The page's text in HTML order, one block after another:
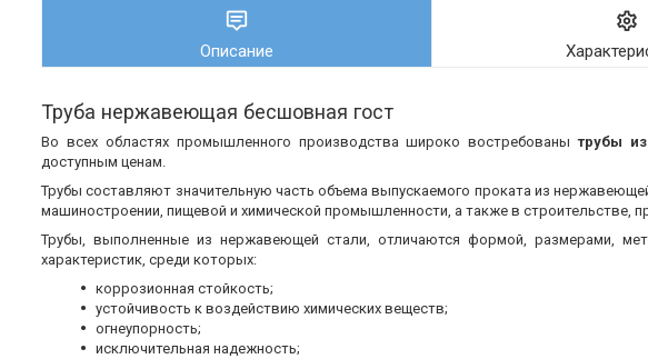
Описание
Труба нержавеющая бесшовная гост
Во всех областях промышленного производства широко востребованытрубы
доступным ценам.
Трубы составляют значительную часть объема выпускаемого проката из
машиностроении, пищевой и химической промышленности, а также в строительстве,
Трубы, выполненные из нержавеющей стали, отличаются формой, размерами,
характеристик, среди которых:
коррозионная стойкость;
устойчивость к воздействию химических веществ;
огнеупорность;
исключительная надежность;